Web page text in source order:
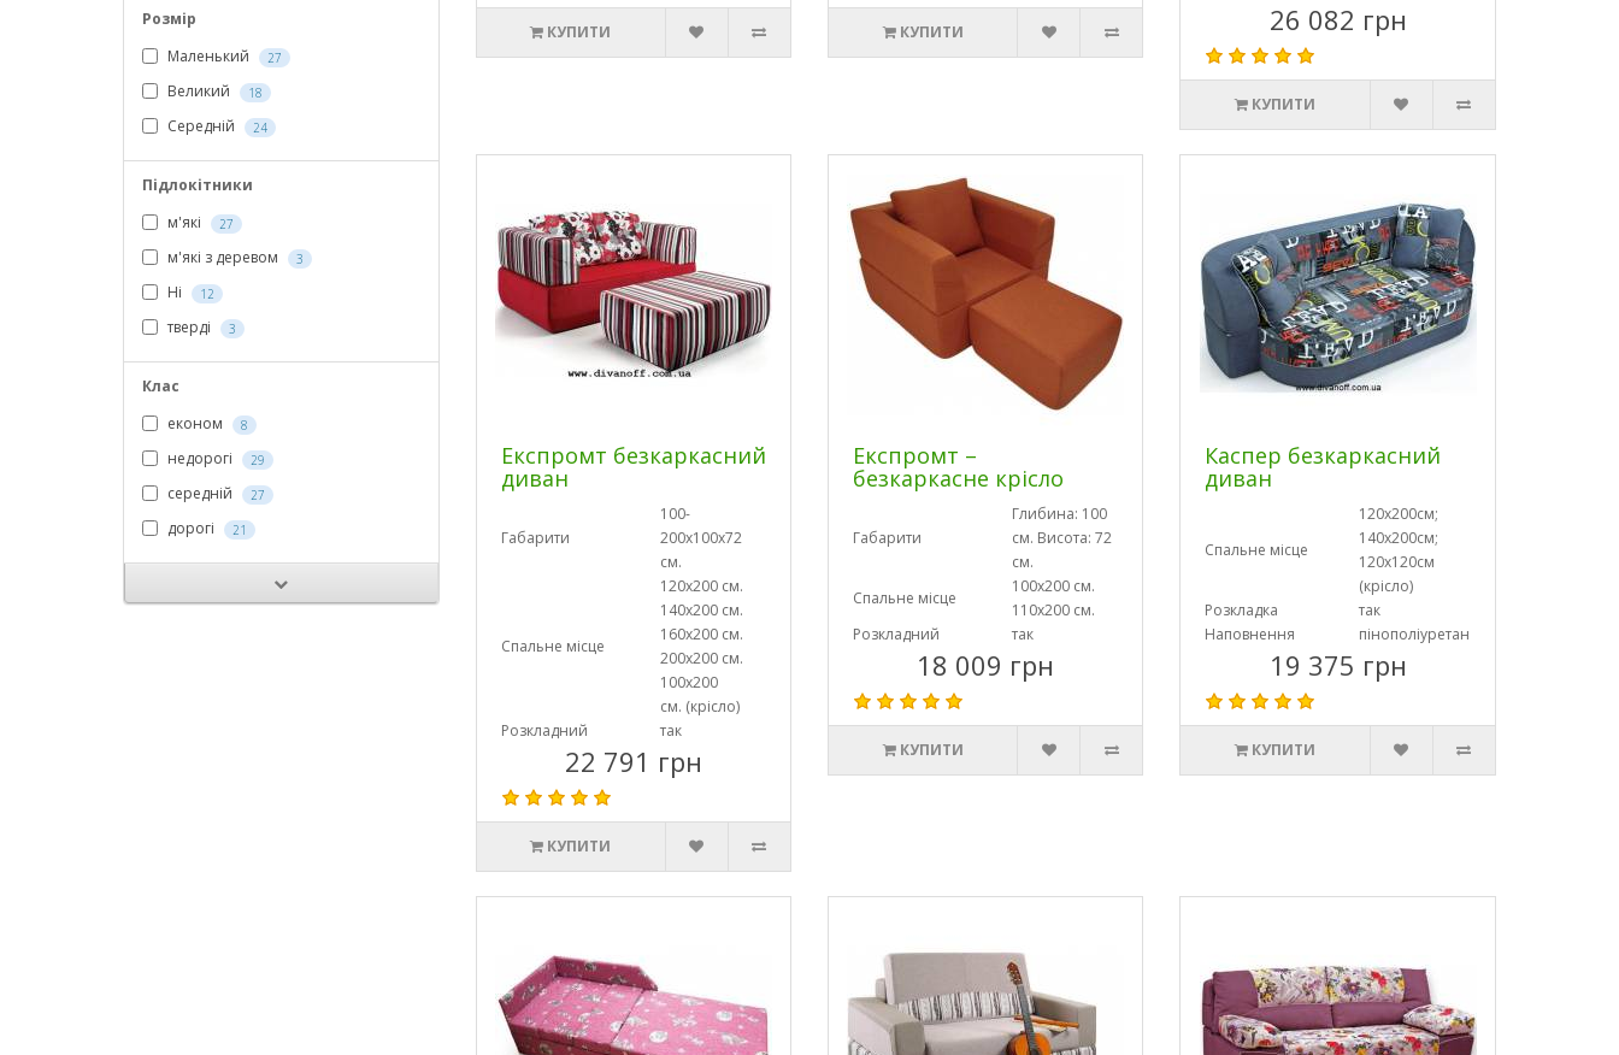
Розмір
Маленький
27
Великий 18
Середній 24
Підлокітники
м'які
27
м'які з деревом 3
Ні 12
тверді 3
Клас
економ
8
недорогі 29
середній 27
дорогі 21
КУПИТИ КУПИТИ 26 082 грн
КУПИТИ
Експромт безкаркасний
диван
Габарити
100-
200х100х72
см.
Спальне місце
120х200 см.
140х200 см.
160х200 см.
200х200 см.
100х200
см. (крісло)
Розкладний
так
22 791 грн
КУПИТИ
Експромт –
безкаркасне крісло
Габарити
Глибина: 100
см. Висота: 72
см.
Спальне місце
100х200 см.
110х200 см.
Розкладний
так
18 009 грн
КУПИТИ
Каспер безкаркасний
диван
Спальне місце
120х200см;
140х200см;
120х120см
(крісло)
Розкладка
так
Наповнення
пінополіуретан
19 375 грн
КУПИТИ